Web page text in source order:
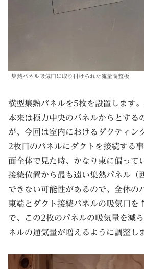
集熱パネル吸気口に取り付けられた流量調整板
横型集熱パネルを5枚を設置します
本来は極力中央のパネルからとする
が、今回は室内におけるダクティン
2枚目のパネルにダクトを接続する
面全体で見た時、かなり東に偏って
接続位置から最も遠い集熱パネル（
できない可能性があるので、全体の
東端とダクト接続パネルの吸気口を
で、この2枚のパネルの吸気量を減
ネルの通気量が増えるように調整し